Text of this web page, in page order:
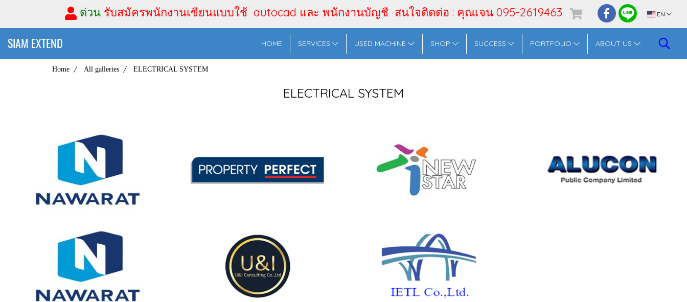
ด่วน รับสมัครพนักงานเขียนแบบใช้ autocad และ พนักงานบัญชี สนใจติดต่อ : คุณเจน 095-2619463 EN
SIAM EXTEND HOME SERVICES USED MACHINE SHOP SUCCESS PORTFOLIO ABOUT US
Home All galleries ELECTRICAL SYSTEM
ELECTRICAL SYSTEM
PROPERTY PERFECT,2560,SUCCESS
,ELECTRICAL
SYSTEM,UNDERGROUND AND PIPE
3745 View
,2561,ELECTRICAL
SYSTEM,RENOVATION AND M&E PM
XENON ENGINEERING
2558,SUCCESS ,ELECTRICAL SYSTEM
3416 View
YOU AND I,SUCCESS ,ELECTRICAL
SYSTEM 2632 View
IETL CO.,LTD.
ELECTRICAL SYSTEM , 3291 View